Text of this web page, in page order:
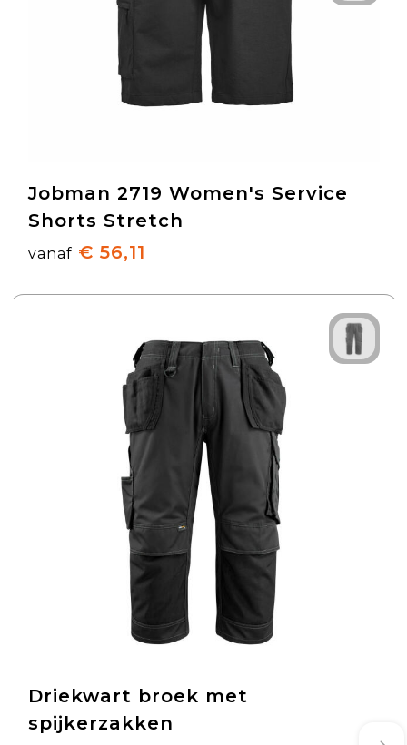
Jobman 2719 Women's Service
Shorts Stretch
vanaf € 56,11
Driekwart broek met
spijkerzakken